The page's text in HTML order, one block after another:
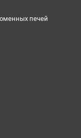
печей